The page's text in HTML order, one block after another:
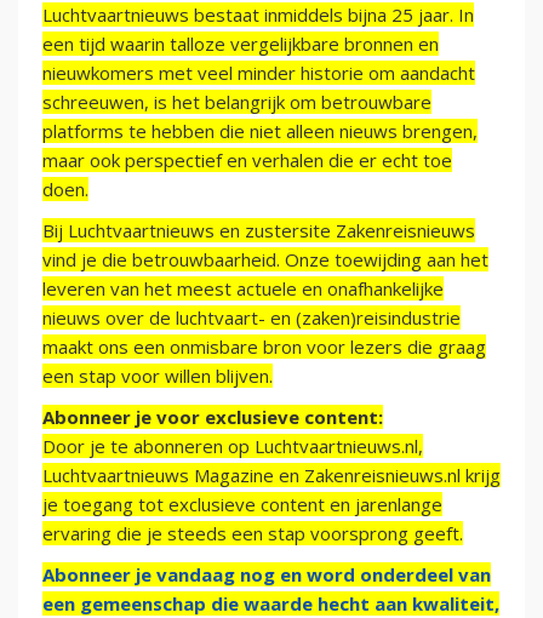
Luchtvaartnieuws bestaat inmiddels bijna 25 jaar. In
een tijd waarin talloze vergelijkbare bronnen en
nieuwkomers met veel minder historie om aandacht
schreeuwen, is het belangrijk om betrouwbare
platforms te hebben die niet alleen nieuws brengen,
maar ook perspectief en verhalen die er echt toe
doen.
Bij Luchtvaartnieuws en zustersite Zakenreisnieuws
vind je die betrouwbaarheid. Onze toewijding aan het
leveren van het meest actuele en onafhankelijke
nieuws over de luchtvaart- en (zaken)reisindustrie
maakt ons een onmisbare bron voor lezers die graag
een stap voor willen blijven.
Abonneer je voor exclusieve content:
Door je te abonneren op Luchtvaartnieuws.nl,
Luchtvaartnieuws Magazine en Zakenreisnieuws.nl krijg
je toegang tot exclusieve content en jarenlange
ervaring die je steeds een stap voorsprong geeft.
Abonneer je vandaag nog en word onderdeel van
een gemeenschap die waarde hecht aan kwaliteit,